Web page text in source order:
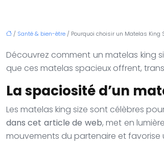
/ Santé & bien-être / Pourquoi choisir un Matelas King
Découvrez comment un matelas king
que ces matelas spacieux offrent,
La spaciosité d’un
Les matelas king size sont célèbres
dans cet article de web, met en
mouvements du partenaire et favorise